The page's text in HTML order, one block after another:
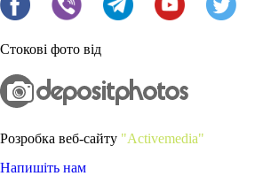
Стокові фото від
Розробка веб-сайту "Activemedia"
Напишіть нам